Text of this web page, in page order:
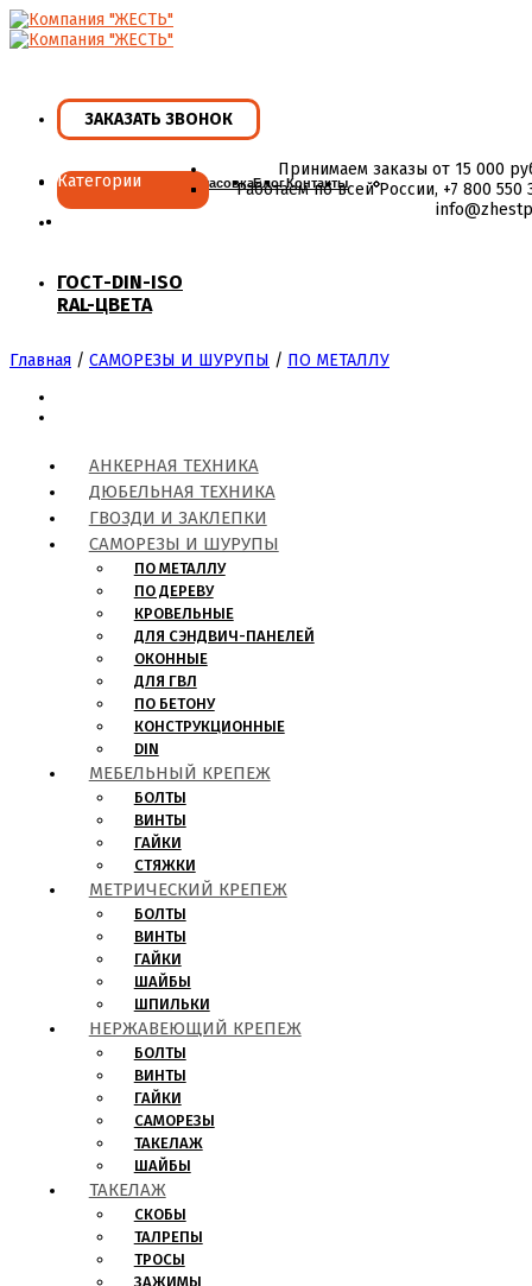
Skip
to
ЗАКАЗАТЬ ЗВОНОК
Главная Ассортимент ФасовкаБлогКонтакты
Категории
Принимаем заказы от 15 000
Работаем по всей России, +7 800 550
ГОСТ-DIN-ISO
RAL-ЦВЕТА
Главная / САМОРЕЗЫ И ШУРУПЫ / ПО МЕТАЛЛУ
АНКЕРНАЯ ТЕХНИКА
ДЮБЕЛЬНАЯ ТЕХНИКА
ГВОЗДИ И ЗАКЛЕПКИ
САМОРЕЗЫ И ШУРУПЫ
ПО МЕТАЛЛУ
ПО ДЕРЕВУ
КРОВЕЛЬНЫЕ
ДЛЯ СЭНДВИЧ-ПАНЕЛЕЙ
ОКОННЫЕ
ДЛЯ ГВЛ
ПО БЕТОНУ
КОНСТРУКЦИОННЫЕ
DIN
МЕБЕЛЬНЫЙ КРЕПЕЖ
БОЛТЫ
ВИНТЫ
ГАЙКИ
СТЯЖКИ
МЕТРИЧЕСКИЙ КРЕПЕЖ
БОЛТЫ
ВИНТЫ
ГАЙКИ
ШАЙБЫ
ШПИЛЬКИ
НЕРЖАВЕЮЩИЙ КРЕПЕЖ
БОЛТЫ
ВИНТЫ
ГАЙКИ
САМОРЕЗЫ
ТАКЕЛАЖ
ШАЙБЫ
ТАКЕЛАЖ
СКОБЫ
ТАЛРЕПЫ
ТРОСЫ
ЗАЖИМЫ